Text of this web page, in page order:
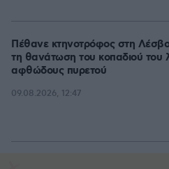
Πέθανε κτηνοτρόφος στη
τη θανάτωση του κοπαδιού του
αφθώδους πυρετού
09.08.2026, 12:47